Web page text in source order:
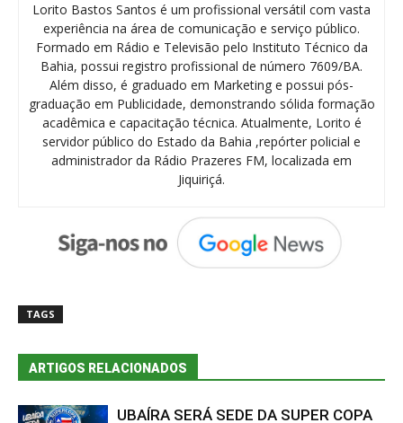
Lorito Bastos Santos é um profissional versátil com vasta
experiência na área de comunicação e serviço público.
Formado em Rádio e Televisão pelo Instituto Técnico da
Bahia, possui registro profissional de número 7609/BA.
Além disso, é graduado em Marketing e possui pós-
graduação em Publicidade, demonstrando sólida formação
acadêmica e capacitação técnica. Atualmente, Lorito é
servidor público do Estado da Bahia ,repórter policial e
administrador da Rádio Prazeres FM, localizada em
Jiquiriçá.
TAGS
ARTIGOS RELACIONADOS
UBAÍRA SERÁ SEDE DA SUPER COPA